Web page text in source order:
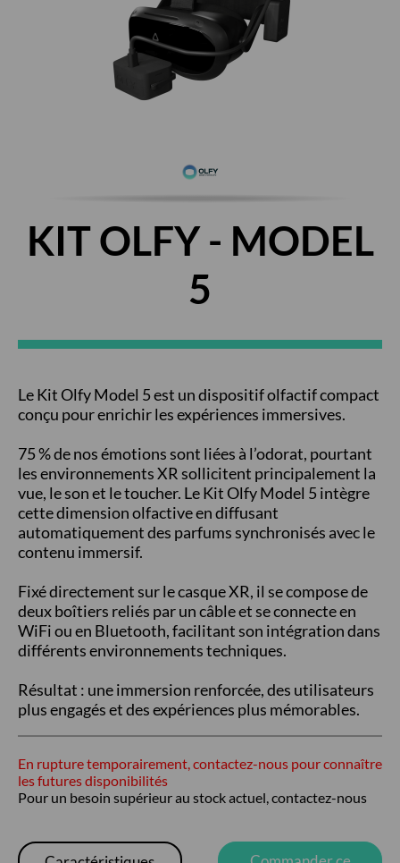
KIT OLFY - MODEL
5
Le Kit Olfy Model 5 est un dispositif olfactif compact
conçu pour enrichir les expériences immersives.
75 % de nos émotions sont liées à l’odorat, pourtant
les environnements XR sollicitent principalement la
vue, le son et le toucher. Le Kit Olfy Model 5 intègre
cette dimension olfactive en diffusant
automatiquement des parfums synchronisés avec le
contenu immersif.
Fixé directement sur le casque XR, il se compose de
deux boîtiers reliés par un câble et se connecte en
WiFi ou en Bluetooth, facilitant son intégration dans
différents environnements techniques.
Résultat : une immersion renforcée, des utilisateurs
plus engagés et des expériences plus mémorables.
En rupture temporairement, contactez-nous pour connaître
les futures disponibilités
Pour un besoin supérieur au stock actuel, contactez-nous